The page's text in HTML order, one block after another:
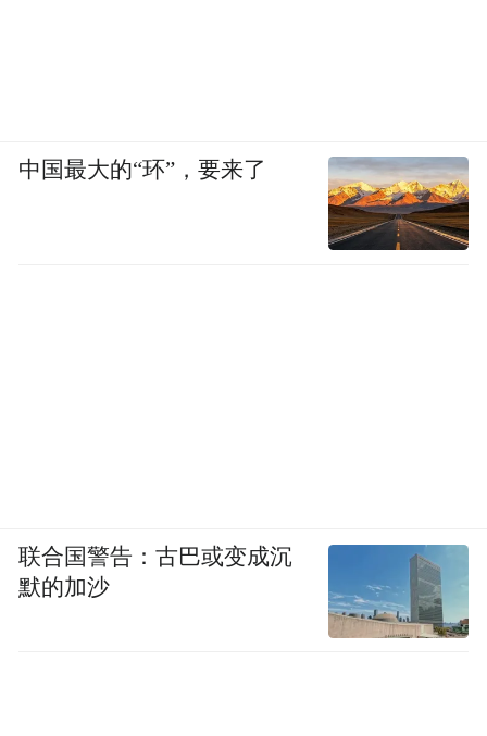
中国最大的“环”，要来了
联合国警告：古巴或变成沉
默的加沙